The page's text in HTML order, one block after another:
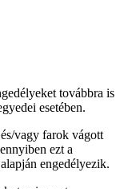
továbbra is
esetében.
vagy farok vágott
ezt a
engedélyezik.